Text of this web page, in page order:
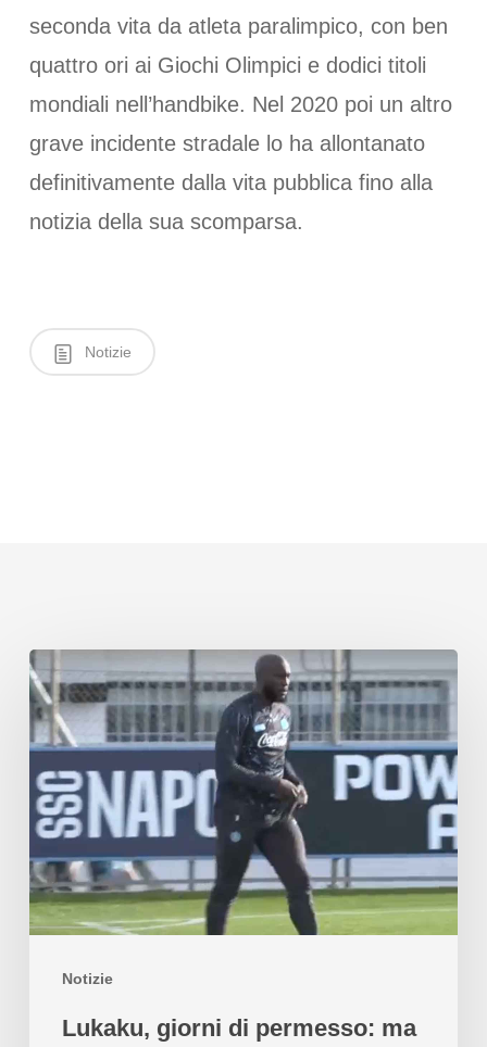
seconda vita da atleta paralimpico, con ben
quattro ori ai Giochi Olimpici e dodici titoli
mondiali nell’handbike. Nel 2020 poi un altro
grave incidente stradale lo ha allontanato
definitivamente dalla vita pubblica fino alla
notizia della sua scomparsa.
Notizie
Notizie
Lukaku, giorni di permesso: ma